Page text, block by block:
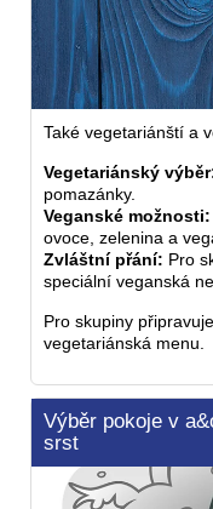
Také vegetariánští a
Vegetariánský
pomazánky.
Veganské možnosti:
ovoce, zelenina a
Zvláštní přání: Pro
speciální veganská
Pro skupiny
vegetariánská menu.
Výběr pokoje v
srst